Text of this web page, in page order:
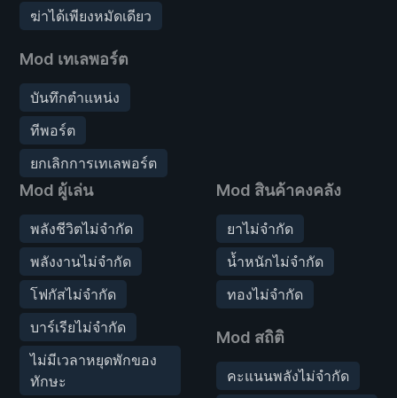
ฆ่าได้เพียงหมัดเดียว
Mod เทเลพอร์ต
บันทึกตำแหน่ง
ทีพอร์ต
ยกเลิกการเทเลพอร์ต
Mod ผู้เล่น
พลังชีวิตไม่จำกัด
พลังงานไม่จำกัด
โฟกัสไม่จำกัด
บาร์เรียไม่จำกัด
ไม่มีเวลาหยุดพักของ
ทักษะ
Mod สินค้าคงคลัง
ยาไม่จำกัด
น้ำหนักไม่จำกัด
ทองไม่จำกัด
Mod สถิติ
คะแนนพลังไม่จำกัด